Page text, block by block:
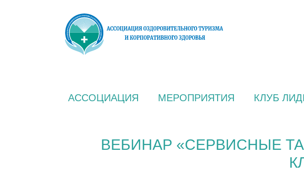
АССОЦИАЦИЯ МЕРОПРИЯТИЯ КЛУБ
ВЕБИНАР «СЕРВИСНЫЕ